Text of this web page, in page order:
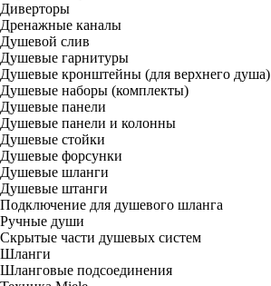
Диверторы
Дренажные каналы
Душевой слив
Душевые гарнитуры
Душевые кронштейны (для верхнего душа)
Душевые наборы (комплекты)
Душевые панели
Душевые панели и колонны
Душевые стойки
Душевые форсунки
Душевые шланги
Душевые штанги
Подключение для душевого шланга
Ручные души
Скрытые части душевых систем
Шланги
Шланговые подсоединения